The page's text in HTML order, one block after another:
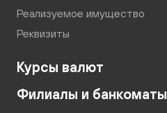
Реализуемое имущество
Реквизиты
Курсы валют
Филиалы и банкоматы